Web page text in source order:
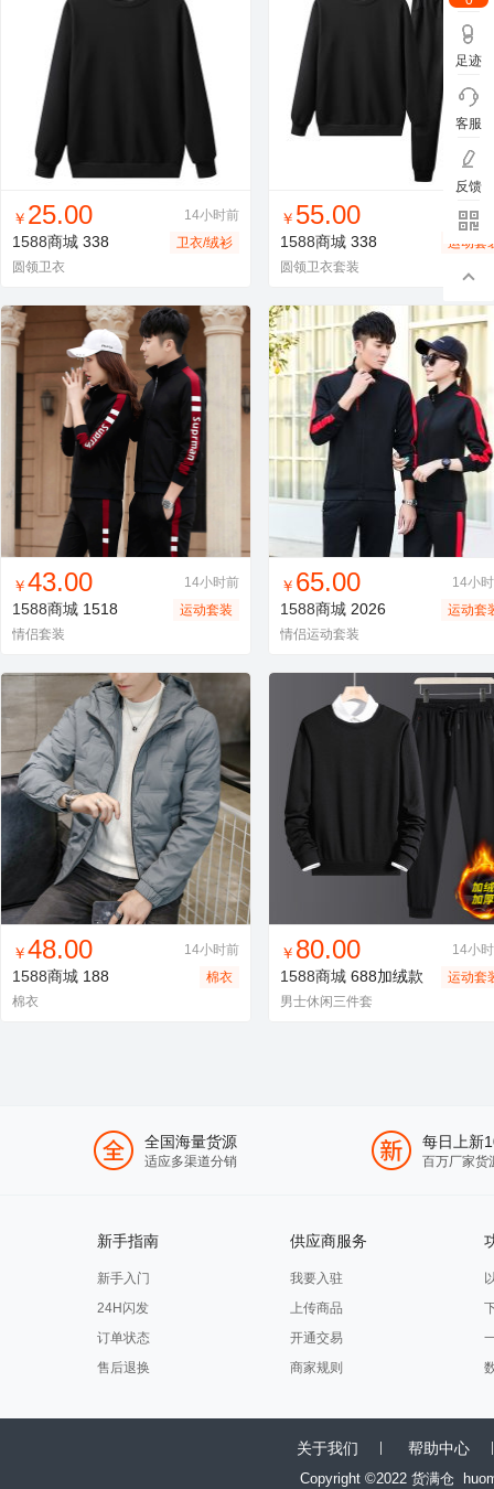
找同款 加入进货车 收藏
￥ 25.00 14小时前
1588商城 338
卫衣/绒衫
圆领卫衣
找同款 加入进货车
￥ 55.00 14小
1588商城 338
运动套
圆领卫衣套装
找同款 加入进货车 收藏
￥43.00 14小时前
1588商城 1518
运动套装
情侣套装
找同款 加入进货车 收藏
￥ 65.00 14小
1588商城 2026
运动套
情侣运动套装
找同款 加入进货车 收藏
￥48.00 14小时前
1588商城 188
棉衣
棉衣
找同款 加入进货车 收藏
￥ 80.00 14小
1588商城 688加绒款
运动套
男士休闲三件套
全国海量货源
适应多渠道分销
每日上新
百万厂家货
新手指南
新手入门
24H闪发
订单状态
售后退换
供应商服务
我要入驻
上传商品
开通交易
商家规则
关于我们 帮助中心
Copyright ©2022 货满仓
足迹
客服
反馈